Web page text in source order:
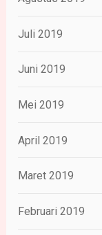
Juli 2019
Juni 2019
Mei 2019
April 2019
Maret 2019
Februari 2019